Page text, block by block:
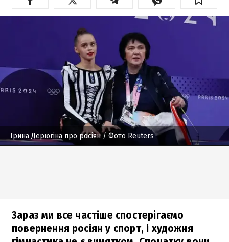
Ірина Дерюгіна про росіян/ Фото Reuters
Зараз ми все частіше спостерігаємо
повернення росіян у спорт, і художня